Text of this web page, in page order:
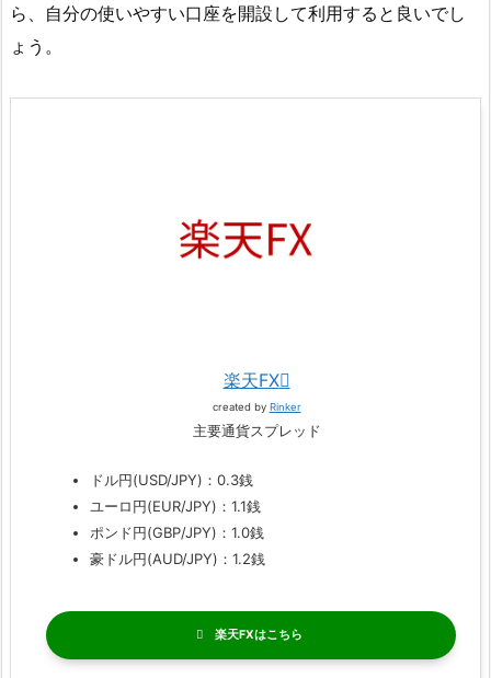
ら、自分の使いやすい口座を開設して利用すると良いでし
ょう。
楽天FX
created by Rinker
主要通貨スプレッド
ドル円(USD/JPY)：0.3銭
ユーロ円(EUR/JPY)：1.1銭
ポンド円(GBP/JPY)：1.0銭
豪ドル円(AUD/JPY)：1.2銭
楽天FX